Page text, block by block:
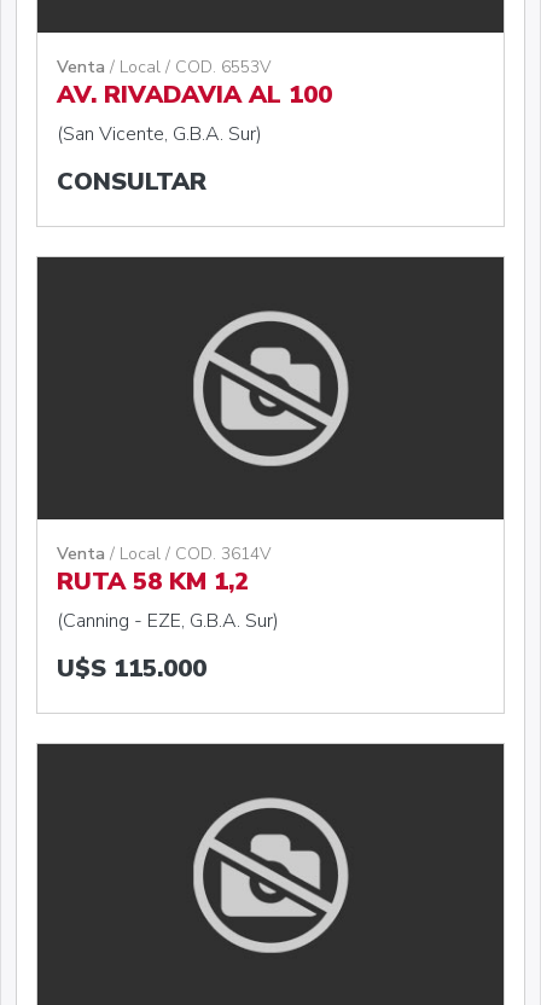
Venta / Local / COD. 6553V
AV. RIVADAVIA AL 100
(San Vicente, G.B.A. Sur)
CONSULTAR
Venta / Local / COD. 3614V
RUTA 58 KM 1,2
(Canning - EZE, G.B.A. Sur)
U$S 115.000